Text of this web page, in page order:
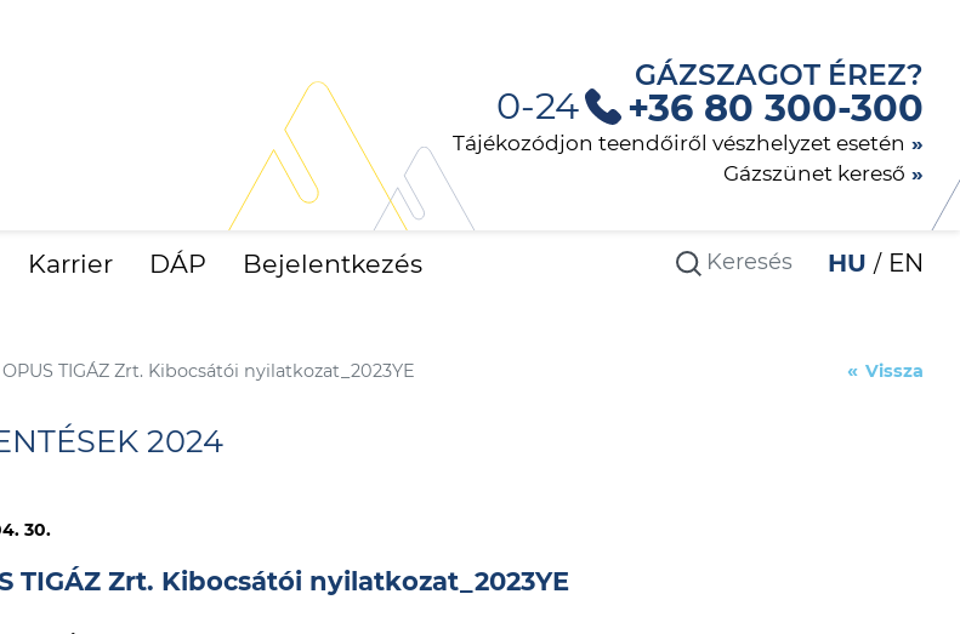
GÁZSZAGOT ÉREZ?
0-24 +36 80 300-300
Tájékozódjon teendőiről vészhelyzet esetén
Gázszünet kereső
Karrier DÁP Bejelentkezés HU EN
OPUS TIGÁZ Zrt. Kibocsátói nyilatkozat_2023YE Vissza
2024
30.
TIGÁZ Zrt. Kibocsátói nyilatkozat_2023YE